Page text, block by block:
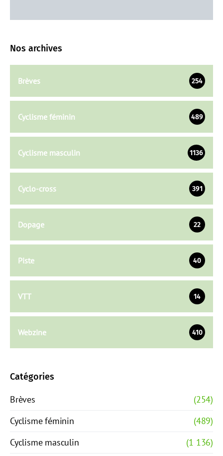
Nos archives
Brèves 254
Cyclisme féminin 489
Cyclisme masculin 1136
Cyclo-cross 391
Dopage 22
Piste 40
VTT 14
Webzine 410
Catégories
Brèves
(254)
Cyclisme féminin
(489)
Cyclisme masculin
(1 136)